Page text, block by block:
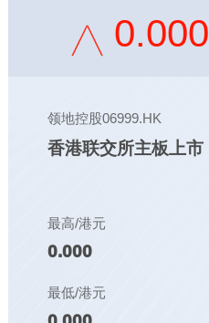
0.000
领地控股06999.HK
香港联交所主板上市
最高/港元
0.000
最低/港元